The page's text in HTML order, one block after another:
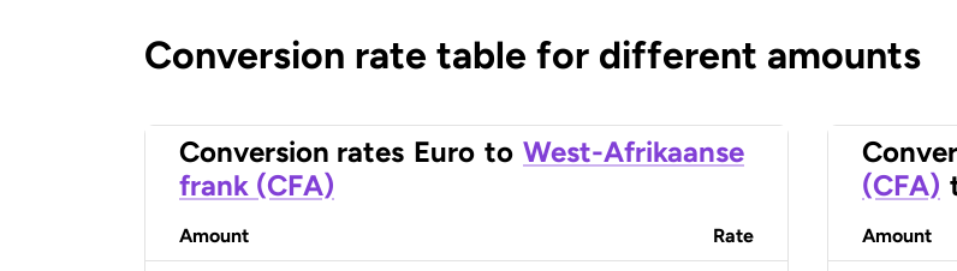
Conversion rate table for different amounts
Conversion rates Euro to West-Afrikaanse
frank (CFA)
Amount Rate
(CFA)
Amount